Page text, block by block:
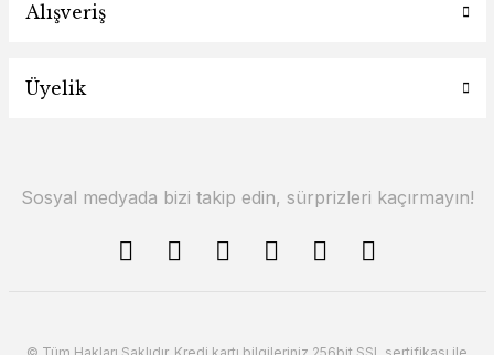
Alışveriş
Üyelik
Sosyal medyada bizi takip edin, sürprizleri kaçırmayın!